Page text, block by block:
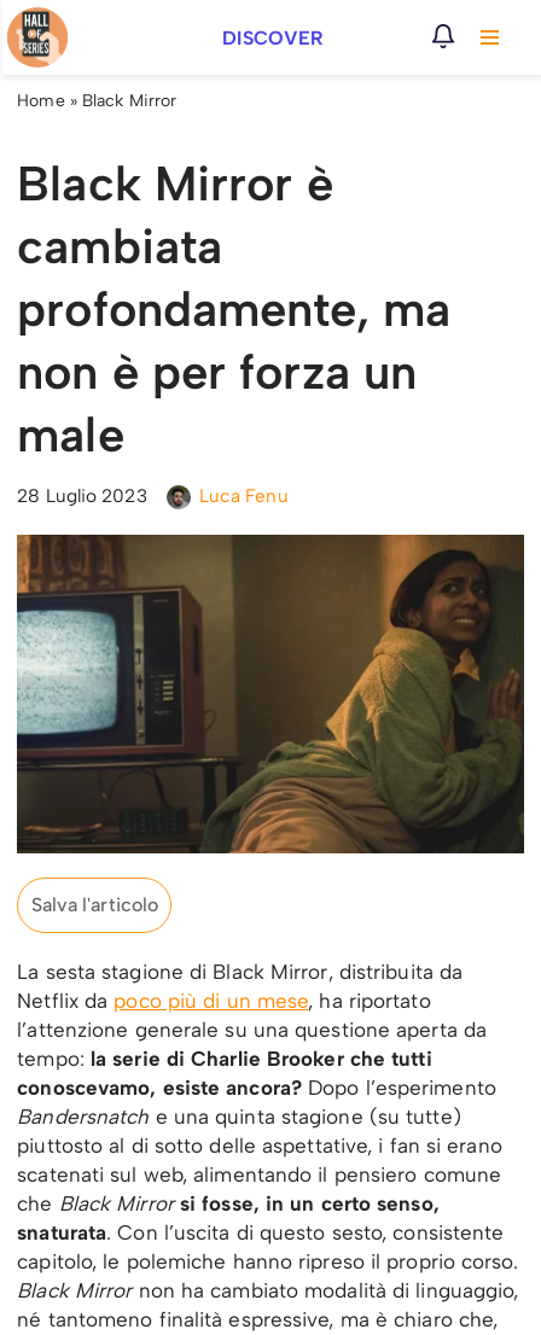
Vai
al
DISCOVER
Home» Black Mirror
Black Mirror è
cambiata
profondamente, ma
non è per forza un
male
28 Luglio 2023 Luca Fenu
Salva l'articolo
La sesta stagione di Black Mirror, distribuita da
Netflix da poco più di un mese, ha riportato
l’attenzione generale su una questione aperta da
tempo: la serie di Charlie Brooker che tutti
conoscevamo, esiste ancora?Dopo l’esperimento
Bandersnatch e una quinta stagione (su tutte)
piuttosto al di sotto delle aspettative, i fan si erano
scatenati sul web, alimentando il pensiero comune
che Black Mirror si fosse, in un certo senso,
snaturata. Con l’uscita di questo sesto, consistente
capitolo, le polemiche hanno ripreso il proprio corso.
Black Mirrornon ha cambiato modalità di linguaggio,
né tantomeno finalità espressive, ma è chiaro che,